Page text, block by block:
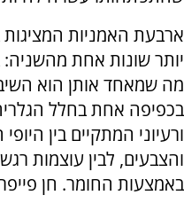
ארבעת האמניות המציגות
יותר שונות אחת
מה שמאחד אותן הוא
בכפיפה אחת בחלל
ורעיוני המתקיים בין
והצבעים, לבין עוצמות
באמצעות החומר. חן